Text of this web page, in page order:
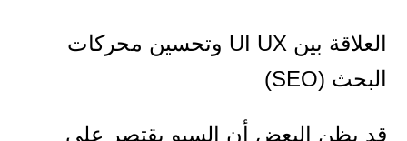
العلاقة بين UI UX وتحسين محركات
البحث (SEO)
قد يظن البعض أن السيو يقتصر على